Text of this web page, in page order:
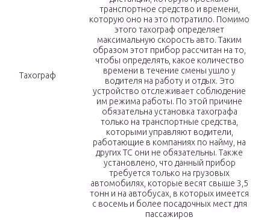
Тахограф
транспортное средство и времени,
которую оно на это потратило. Помимо
этого тахограф определяет
максимальную скорость авто. Таким
образом этот прибор рассчитан на то,
чтобы определять, какое количество
времени в течение смены ушло у
водителя на работу и отдых. Это
устройство отслеживает соблюдение
им режима работы. По этой причине
обязательна установка тахографа
только на транспортные средства,
которыми управляют водители,
работающие в компаниях по найму, на
других ТС они не обязательны. Также
установлено, что данный прибор
требуется только на грузовых
автомобилях, которые весят свыше 3,5
тонн и на автобусах, в которых имеется
с восемь и более посадочных мест для
пассажиров